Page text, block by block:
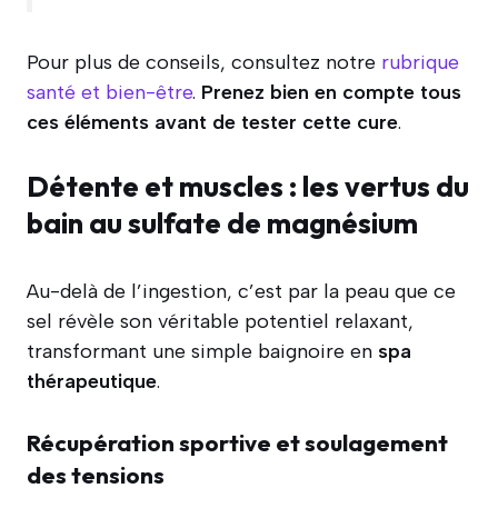
Pour plus de conseils, consultez notre rubrique
santé et bien-être. Prenez bien en compte tous
ces éléments avant de tester cette cure.
Détente et muscles : les vertus du
bain au sulfate de magnésium
Au-delà de l’ingestion, c’est par la peau que ce
sel révèle son véritable potentiel relaxant,
transformant une simple baignoire en spa
thérapeutique.
Récupération sportive et soulagement
des tensions